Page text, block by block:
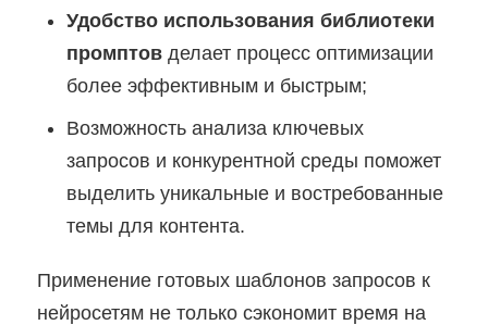
Удобство использования библиотеки
промптовделает процесс оптимизации
более эффективным и быстрым;
Возможность анализа ключевых
запросов и конкурентной среды поможет
выделить уникальные и востребованные
темы для контента.
Применение готовых шаблонов запросов к
нейросетям не только сэкономит время на